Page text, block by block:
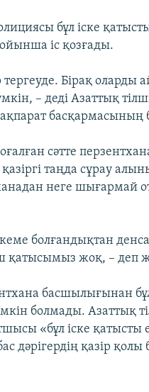
бұл іске
іс қозғады.
Бірақ оларды
– деді Азаттық
басқармасының
сәтте
таңда сұрау
неге шығармай
болғандықтан
қатысымыз жоқ, – деп
басшылығынан
болмады. Азаттық
«бұл іске қатысты
дәрігердің қазір қолы